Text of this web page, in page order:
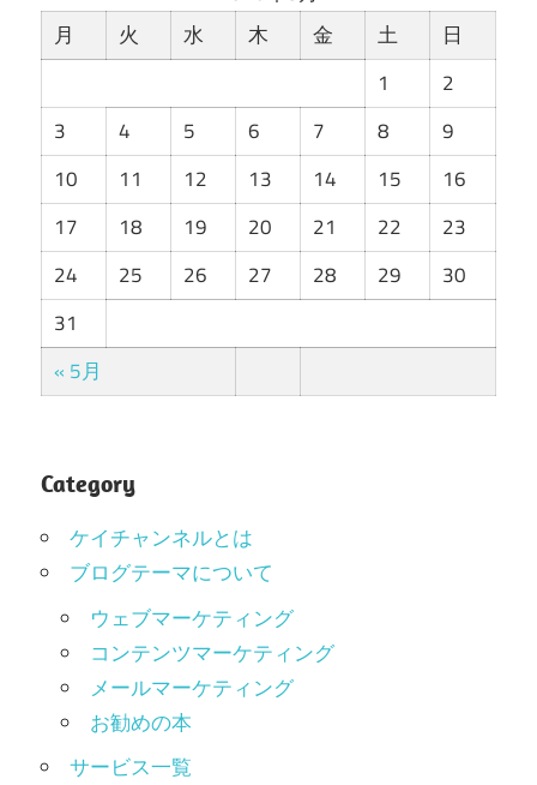
月
火 水 木 金 土 日
« 5月
1
2
3
4 5 6 7 8
9
10
11 12 13 14 15
16
17
18 19 20 21 22
23
24
25 26 27 28 29
30
31
Category
ケイチャンネルとは
ブログテーマについて
ウェブマーケティング
コンテンツマーケティング
メールマーケティング
お勧めの本
サービス一覧